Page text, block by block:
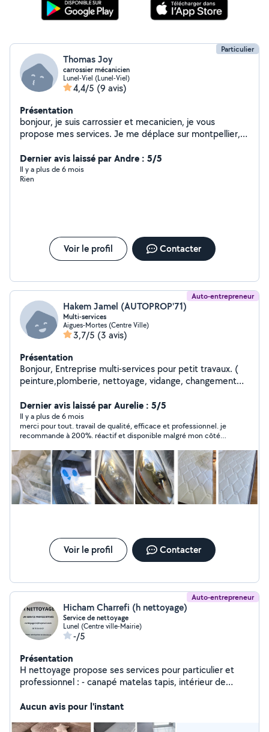
Particulier
Thomas Joy
carrossier mécanicien
Lunel-Viel (Lunel-Viel)
4,4/5 (9 avis)
Présentation
bonjour, je suis carrossier et mecanicien, je vous
propose mes services. Je me déplace sur montpellier,
contacter en cas de besoin.
Dernier avis laissé par Andre : 5/5
Il y a plus de 6 mois
Rien
Voir le profil Contacter
Auto-entrepreneur
Hakem Jamel (AUTOPROP'71)
Multi-services
Aigues-Mortes (Centre Ville)
3,7/5 (3 avis)
Présentation
Bonjour, Entreprise multi-services pour petit travaux. (
peinture,plomberie, nettoyage, vidange, changement
Dernier avis laissé par Aurelie : 5/5
Il y a plus de 6 mois
merci pour tout. travail de qualité, efficace et professionnel. je
recommande à 200%. réactif et disponible malgré mon côté
Voir le profil Contacter
Auto-entrepreneur
Hicham Charrefi (h nettoyage)
Service de nettoyage
Lunel (Centre ville-Mairie)
-/5
Présentation
H nettoyage propose ses services pour particulier et
professionnel : - canapé matelas tapis, intérieur de
de logements
Aucun avis pour l'instant